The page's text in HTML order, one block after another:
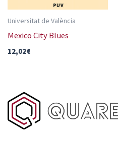
Universitat de València
Mexico City Blues
12,02€